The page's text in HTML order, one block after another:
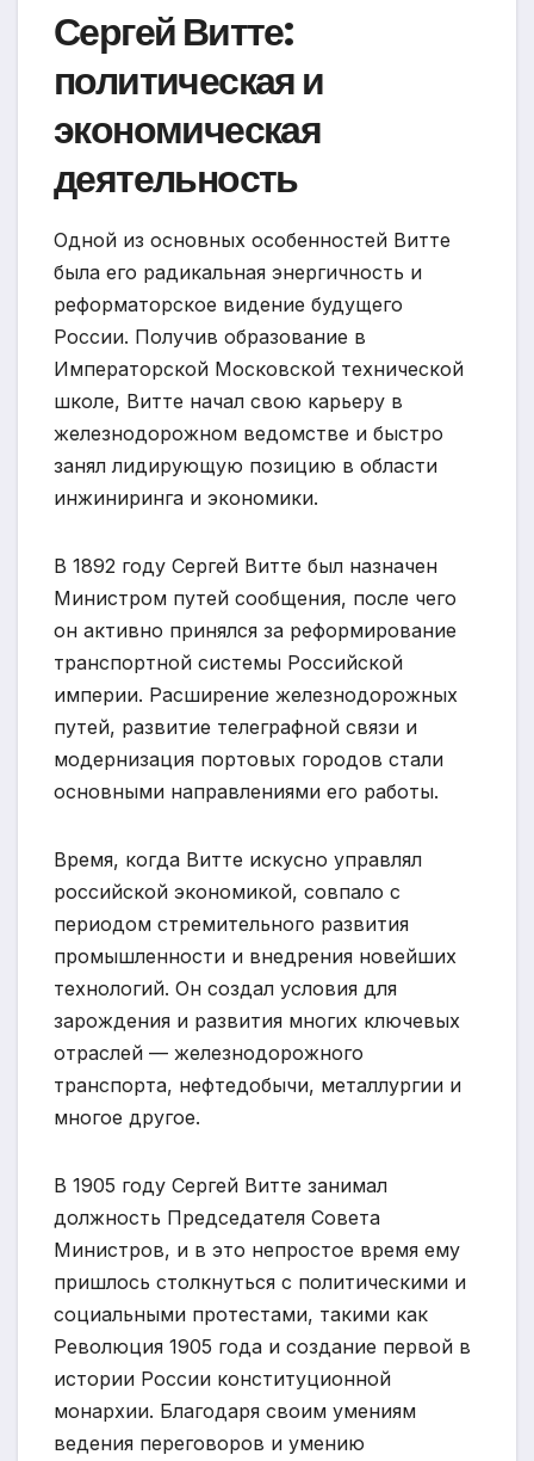
Сергей Витте:
политическая и
экономическая
деятельность
Одной из основных особенностей Витте
была его радикальная энергичность и
реформаторское видение будущего
России. Получив образование в
Императорской Московской технической
школе, Витте начал свою карьеру в
железнодорожном ведомстве и быстро
занял лидирующую позицию в области
инжиниринга и экономики.
В 1892 году Сергей Витте был назначен
Министром путей сообщения, после чего
он активно принялся за реформирование
транспортной системы Российской
империи. Расширение железнодорожных
путей, развитие телеграфной связи и
модернизация портовых городов стали
основными направлениями его работы.
Время, когда Витте искусно управлял
российской экономикой, совпало с
периодом стремительного развития
промышленности и внедрения новейших
технологий. Он создал условия для
зарождения и развития многих ключевых
отраслей — железнодорожного
транспорта, нефтедобычи, металлургии и
многое другое.
В 1905 году Сергей Витте занимал
должность Председателя Совета
Министров, и в это непростое время ему
пришлось столкнуться с политическими и
социальными протестами, такими как
Революция 1905 года и создание первой в
истории России конституционной
монархии. Благодаря своим умениям
ведения переговоров и умению